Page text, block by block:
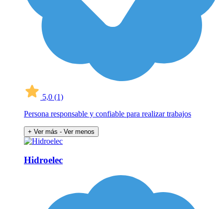
5,0 (1)
Persona responsable y confiable para realizar trabajos
+ Ver más - Ver menos
Hidroelec